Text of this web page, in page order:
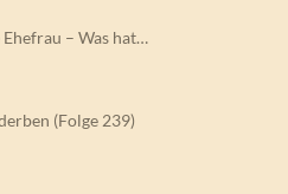
– Was hat…
(Folge 239)